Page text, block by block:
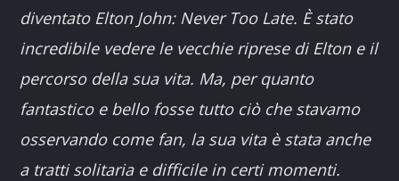
diventato Elton John: Never Too Late. È stato
incredibile vedere le vecchie riprese di Elton e il
percorso della sua vita. Ma, per quanto
fantastico e bello fosse tutto ciò che stavamo
osservando come fan, la sua vita è stata anche
a tratti solitaria e difficile in certi momenti.